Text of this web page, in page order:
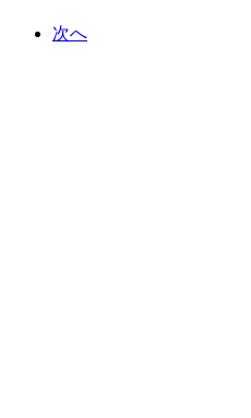
次へ